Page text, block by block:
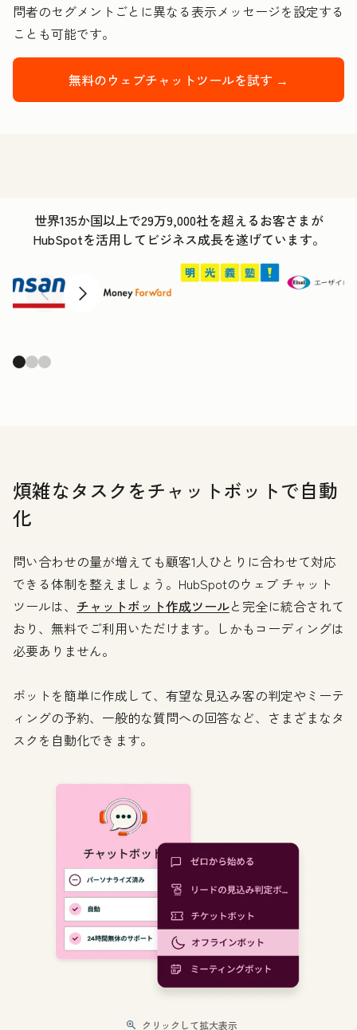
問者のセグメントごとに異なる表示メッセージを設定する
ことも可能です。
無料のウェブチャットツールを試す →
世界135か国以上で29万9,000社を超えるお客さまが
HubSpotを活用してビジネス成長を遂げています。
前へ 次へ
煩雑なタスクをチャットボットで自動
化
問い合わせの量が増えても顧客1人ひとりに合わせて対応
できる体制を整えましょう。HubSpotのウェブ チャット
ツールは、 チャットボット作成ツールと完全に統合されて
おり、無料でご利用いただけます。しかもコーディングは
必要ありません。
ボットを簡単に作成して、有望な見込み客の判定やミーテ
ィングの予約、一般的な質問への回答など、さまざまなタ
スクを自動化できます。
クリックして拡大表示